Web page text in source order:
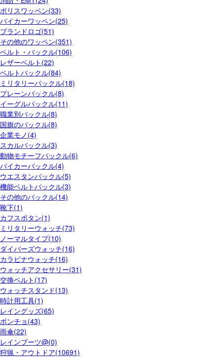
ポリスワッペン(33)
バイカーワッペン(25)
ブランドロゴ(51)
その他のワッペン(351)
ベルト・バックル(106)
レザーベルト(22)
ベルトバックル(84)
ミリタリーバックル(18)
プレーンバックル(8)
イーグルバックル(11)
職業別バックル(8)
国旗のバックル(8)
企業モノ(4)
スカルバックル(3)
動物モチーフバックル(6)
バイカーバックル(4)
ウエスタンバックル(5)
機能ベルトバックル(3)
その他のバックル(14)
靴下(1)
カフスボタン(1)
ミリタリーウォッチ(73)
ノーマルタイプ(10)
ダイバーズウォッチ(16)
カラビナウォッチ(16)
ウォッチアクセサリー(31)
交換ベルト(17)
ウォッチスタンド(13)
時計用工具(1)
レイングッズ(65)
ポンチョ(43)
雨傘(22)
レインブーツ@(0)
狩猟・アウトドア(10691)